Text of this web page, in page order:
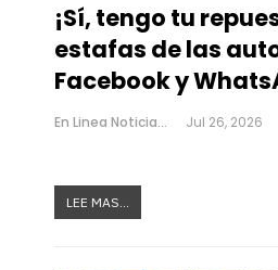
¡Sí, tengo tu
estafas de las
Facebook y
En Linea Noticias Jul 26, 2026
LEE MAS...